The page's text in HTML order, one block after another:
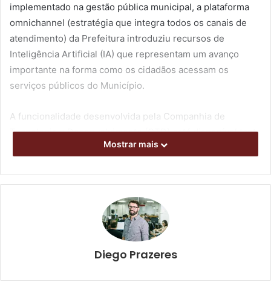
implementado na gestão pública municipal, a plataforma
omnichannel (estratégia que integra todos os canais de
atendimento) da Prefeitura introduziu recursos de
Inteligência Artificial (IA) que representam um avanço
importante na forma como os cidadãos acessam os
serviços públicos do Município.
A funcionalidade desenvolvida pela Companhia de
Tecnologia e Desenvolvimento (CTD) está disponível tanto
no Portal do Cidadão quanto no aplicativo Londrina ON,
canais digitais.
Mostrar mais
Diego Prazeres